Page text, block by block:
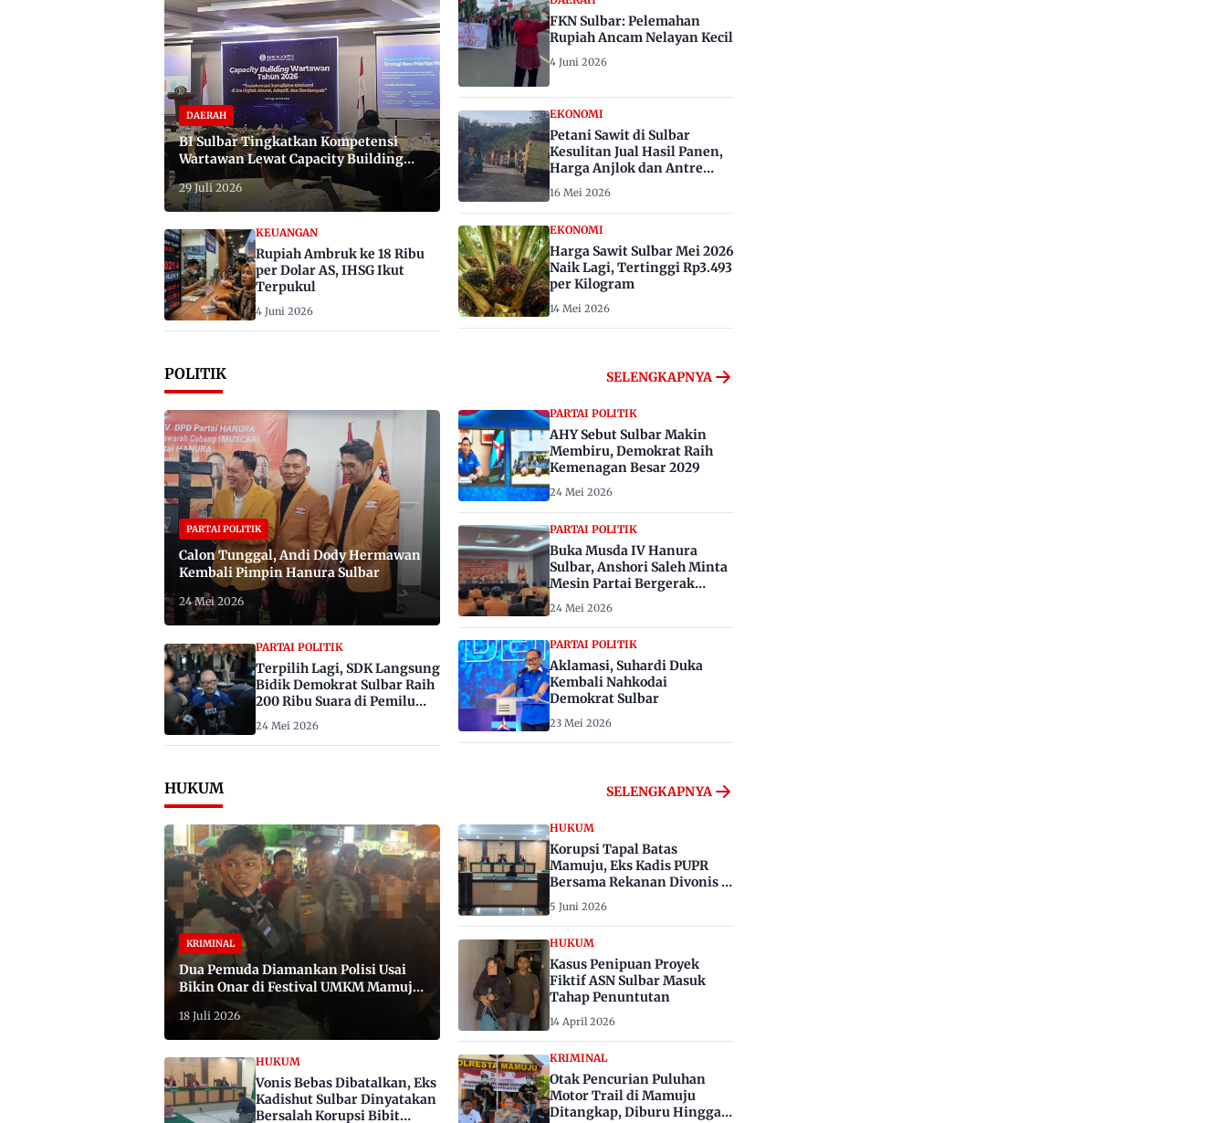
DAERAH
BI Sulbar Tingkatkan Kompetensi
Wartawan Lewat Capacity Building
29 Juli 2026
KEUANGAN
Rupiah Ambruk ke 18 Ribu
per Dolar AS, IHSG Ikut
Terpukul
4 Juni 2026
FKN Sulbar: Pelemahan
Rupiah Ancam Nelayan Kecil
4 Juni 2026
EKONOMI
Petani Sawit di Sulbar
Kesulitan Jual Hasil Panen,
Harga Anjlok dan Antre
Berhari-hari
16 Mei 2026
EKONOMI
Harga Sawit Sulbar Mei 2026
Naik Lagi, Tertinggi Rp3.493
per Kilogram
14 Mei 2026
POLITIK SELENGKAPNYA
PARTAI POLITIK
Calon Tunggal, Andi Dody Hermawan
Kembali Pimpin Hanura Sulbar
24 Mei 2026
PARTAI POLITIK
Terpilih Lagi, SDK Langsung
Bidik Demokrat Sulbar Raih
200 Ribu Suara di Pemilu
2029
24 Mei 2026
PARTAI POLITIK
AHY Sebut Sulbar Makin
Membiru, Demokrat Raih
Kemenagan Besar 2029
24 Mei 2026
PARTAI POLITIK
Buka Musda IV Hanura
Sulbar, Anshori Saleh Minta
Mesin Partai Bergerak
24 Mei 2026
PARTAI POLITIK
Aklamasi, Suhardi Duka
Kembali Nahkodai
Demokrat Sulbar
23 Mei 2026
HUKUM SELENGKAPNYA
KRIMINAL
Dua Pemuda Diamankan Polisi Usai
Bikin Onar di Festival UMKM Mamuju,
Satu Bawa Badik
18 Juli 2026
HUKUM
Vonis Bebas Dibatalkan, Eks
Kadishut Sulbar Dinyatakan
Bersalah Korupsi Bibit
HUKUM
Korupsi Tapal Batas
Mamuju, Eks Kadis PUPR
Bersama Rekanan Divonis 6
dan 8 Tahun Penjara
5 Juni 2026
HUKUM
Kasus Penipuan Proyek
Fiktif ASN Sulbar Masuk
Tahap Penuntutan
14 April 2026
KRIMINAL
Otak Pencurian Puluhan
Motor Trail di Mamuju
Ditangkap, Diburu Hingga